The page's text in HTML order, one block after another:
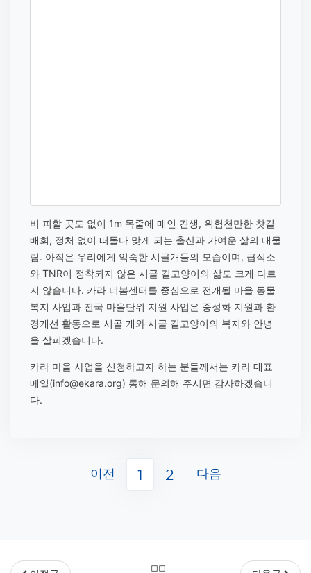
비 피할 곳도 없이 1m 목줄에 매인 견생, 위험천만한 찻길
배회, 정처 없이 떠돌다 맞게 되는 출산과 가여운 삶의 대물
림. 아직은 우리에게 익숙한 시골개들의 모습이며, 급식소
와 TNR이 정착되지 않은 시골 길고양이의 삶도 크게 다르
지 않습니다. 카라 더봄센터를 중심으로 전개될 마을 동물
복지 사업과 전국 마을단위 지원 사업은 중성화 지원과 환
경개선 활동으로 시골 개와 시골 길고양이의 복지와 안녕
을 살피겠습니다.
카라 마을 사업을 신청하고자 하는 분들께서는 카라 대표
메일(info@ekara.org) 통해 문의해 주시면 감사하겠습니
다.
이전 1 2 다음